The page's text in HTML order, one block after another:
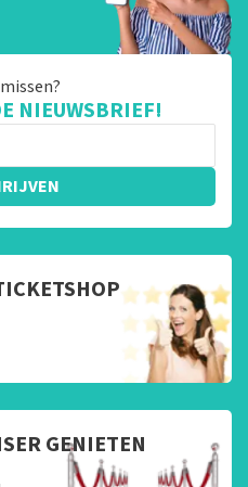
NIEUWSBRIEF!
GENIETEN